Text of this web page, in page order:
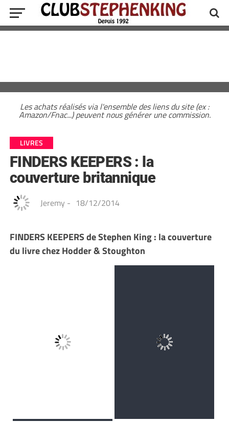
Les achats réalisés via l'ensemble des liens du site (ex :
Amazon/Fnac...) peuvent nous générer une commission.
LIVRES
FINDERS KEEPERS : la
couverture britannique
Jeremy - 18/12/2014
FINDERS KEEPERS de Stephen King : la couverture
du livre chez Hodder & Stoughton